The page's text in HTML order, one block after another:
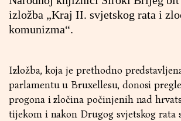
izložba „Kraj II. svjetskog rata i
komunizma“.
Izložba, koja je prethodno
parlamentu u Bruxellesu, donosi
progona i zločina počinjenih nad
tijekom i nakon Drugog svjetskog rata